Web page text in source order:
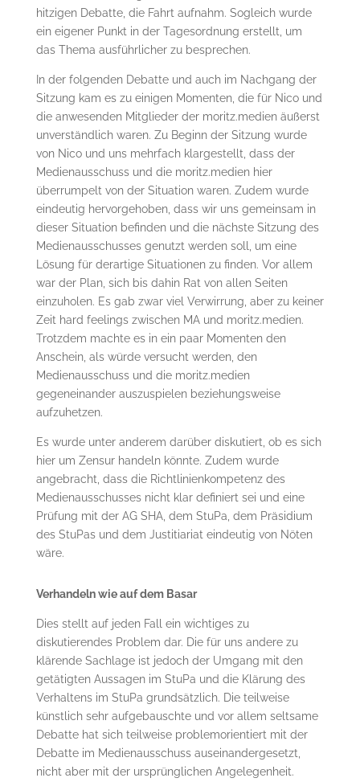
hitzigen Debatte, die Fahrt aufnahm. Sogleich wurde
ein eigener Punkt in der Tagesordnung erstellt, um
das Thema ausführlicher zu besprechen.
In der folgenden Debatte und auch im Nachgang der
Sitzung kam es zu einigen Momenten, die für Nico und
die anwesenden Mitglieder der moritz.medien äußerst
unverständlich waren. Zu Beginn der Sitzung wurde
von Nico und uns mehrfach klargestellt, dass der
Medienausschuss und die moritz.medien hier
überrumpelt von der Situation waren. Zudem wurde
eindeutig hervorgehoben, dass wir uns gemeinsam in
dieser Situation befinden und die nächste Sitzung des
Medienausschusses genutzt werden soll, um eine
Lösung für derartige Situationen zu finden. Vor allem
war der Plan, sich bis dahin Rat von allen Seiten
einzuholen. Es gab zwar viel Verwirrung, aber zu keiner
Zeit hard feelings zwischen MA und moritz.medien.
Trotzdem machte es in ein paar Momenten den
Anschein, als würde versucht werden, den
Medienausschuss und die moritz.medien
gegeneinander auszuspielen beziehungsweise
aufzuhetzen.
Es wurde unter anderem darüber diskutiert, ob es sich
hier um Zensur handeln könnte. Zudem wurde
angebracht, dass die Richtlinienkompetenz des
Medienausschusses nicht klar definiert sei und eine
Prüfung mit der AG SHA, dem StuPa, dem Präsidium
des StuPas und dem Justitiariat eindeutig von Nöten
wäre.
Verhandeln wie auf dem Basar
Dies stellt auf jeden Fall ein wichtiges zu
diskutierendes Problem dar. Die für uns andere zu
klärende Sachlage ist jedoch der Umgang mit den
getätigten Aussagen im StuPa und die Klärung des
Verhaltens im StuPa grundsätzlich. Die teilweise
künstlich sehr aufgebauschte und vor allem seltsame
Debatte hat sich teilweise problemorientiert mit der
Debatte im Medienausschuss auseinandergesetzt,
nicht aber mit der ursprünglichen Angelegenheit.